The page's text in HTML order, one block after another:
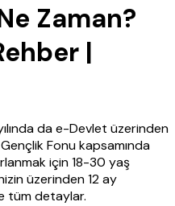
Zaman?
|
da e-Devlet üzerinden
Fonu kapsamında
için 18-30 yaş
üzerinden 12 ay
tüm detaylar.